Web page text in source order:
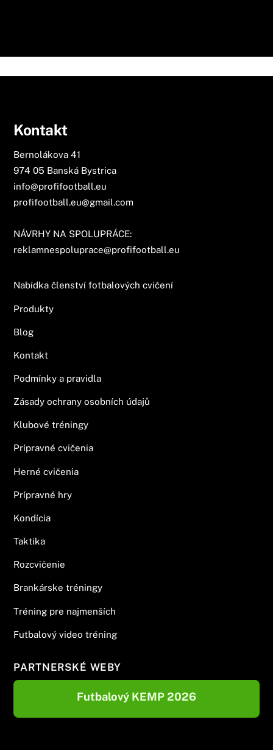
Kontakt
Bernolákova 41
974 05 Banská Bystrica
info@profifootball.eu
profifootball.eu@gmail.com
NÁVRHY NA SPOLUPRÁCE:
reklamnespoluprace@profifootball.eu
Nabídka členství fotbalových cvičení
Produkty
Blog
Kontakt
Podmínky a pravidla
Zásady ochrany osobních údajů
Klubové tréningy
Prípravné cvičenia
Herné cvičenia
Prípravné hry
Kondícia
Taktika
Rozcvičenie
Brankárske tréningy
Tréning pre najmenších
Futbalový video tréning
PARTNERSKÉ WEBY
Futbalový KEMP 2026